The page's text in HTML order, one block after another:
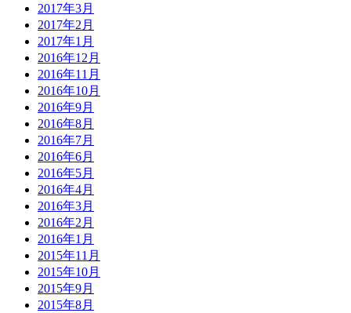
2017年3月
2017年2月
2017年1月
2016年12月
2016年11月
2016年10月
2016年9月
2016年8月
2016年7月
2016年6月
2016年5月
2016年4月
2016年3月
2016年2月
2016年1月
2015年11月
2015年10月
2015年9月
2015年8月